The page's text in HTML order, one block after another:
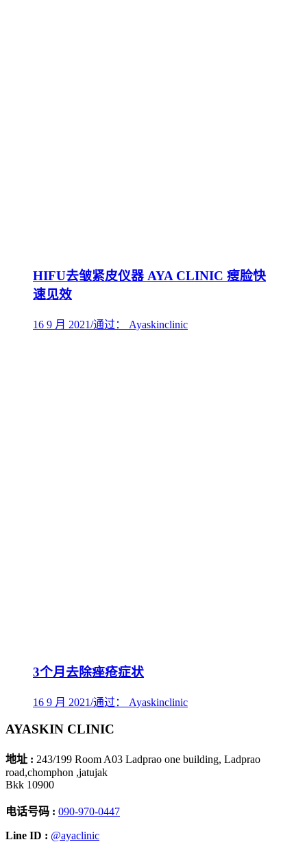
HIFU去皱紧皮仪器 AYA CLINIC 瘦脸快
速见效
16 9 月 2021/通过： Ayaskinclinic
3个月去除痤疮症状
16 9 月 2021/通过： Ayaskinclinic
AYASKIN CLINIC
地址 : 243/199 Room A03 Ladprao one building, Ladprao
road,chomphon ,jatujak
Bkk 10900
电话号码 : 090-970-0447
Line ID : @ayaclinic